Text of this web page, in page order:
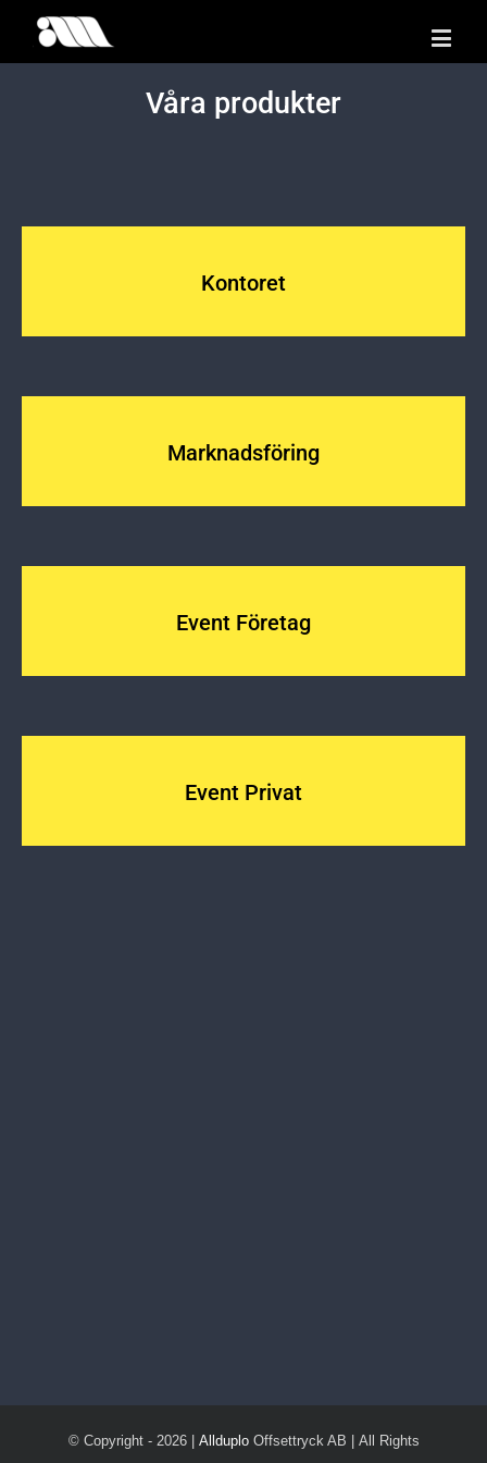
Våra produkter
Kontoret
Marknadsföring
Event Företag
Event Privat
© Copyright - 2026 | AllduploOffsettryck AB | All Rights